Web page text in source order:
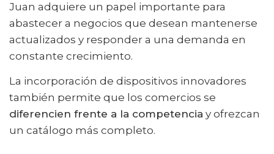
Juan adquiere un papel importante para
abastecer a negocios que desean mantenerse
actualizados y responder a una demanda en
constante crecimiento.
La incorporación de dispositivos innovadores
también permite que los comercios se
diferencien frente a la competencia y ofrezcan
un catálogo más completo.